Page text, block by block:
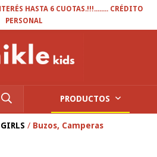
HASTA 6 CUOTAS.!!!........ CRÉDITO
PERSONAL
PRODUCTOS
/ Buzos, Camperas